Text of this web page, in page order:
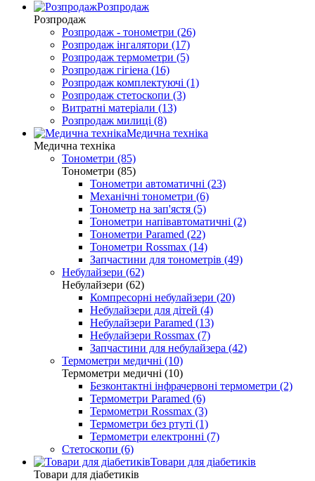
Розпродаж
Розпродаж
Розпродаж - тонометри (26)
Розпродаж інгалятори (17)
Розпродаж термометри (5)
Розпродаж гігіена (16)
Розпродаж комплектуючі (1)
Розпродаж стетоскопи (3)
Витратні матеріали (13)
Розпродаж милиці (8)
Медична техніка
Медична техніка
Тонометри (85)
Тонометри (85)
Тонометри автоматичні (23)
Механічні тонометри (6)
Тонометр на зап'ястя (5)
Тонометри напівавтоматичні (2)
Тонометри Paramed (22)
Тонометри Rossmax (14)
Запчастини для тонометрів (49)
Небулайзери (62)
Небулайзери (62)
Компресорні небулайзери (20)
Небулайзери для дітей (4)
Небулайзери Paramed (13)
Небулайзери Rossmax (7)
Запчастини для небулайзера (42)
Термометри медичні (10)
Термометри медичні (10)
Безконтактні інфрачервоні термометри (2)
Термометри Paramed (6)
Термометри Rossmax (3)
Термометри без ртуті (1)
Термометри електронні (7)
Стетоскопи (6)
Товари для діабетиків
Товари для діабетиків